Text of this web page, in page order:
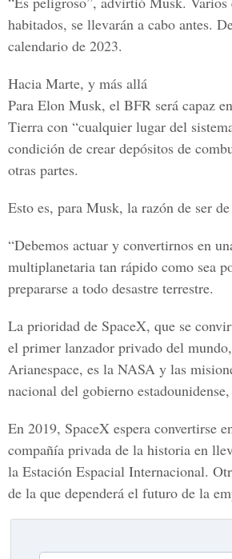
habitados, se llevarán a cabo antes.
calendario de 2023.
Hacia Marte, y más allá
Para Elon Musk, el BFR será capaz
Tierra con “cualquier lugar del
condición de crear depósitos de
otras partes.
Esto es, para Musk, la razón de ser
“Debemos actuar y convertirnos en
multiplanetaria tan rápido como sea
prepararse a todo desastre terrestre.
La prioridad de SpaceX, que se
el primer lanzador privado del
Arianespace, es la NASA y las
nacional del gobierno
En 2019, SpaceX espera convertirse
compañía privada de la historia en
la Estación Espacial Internacional.
de la que dependerá el futuro de la